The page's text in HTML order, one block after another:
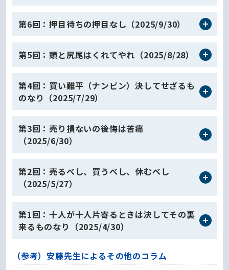
第6回：押目待ちの押目なし（2025/9/30）
第5回：頭と尻尾はくれてやれ（2025/8/28）
第4回：買い難平（ナンピン）決してせざるも
のなり（2025/7/29）
第3回：売り損ないの後悔は苦痛
（2025/6/30）
第2回：売るべし、買うべし、休むべし
（2025/5/27）
第1回：十人が十人片寄るときは決してその裏
来るものなり（2025/4/30）
（参考）安藤先生によるその他のコラム